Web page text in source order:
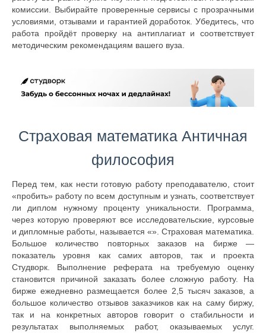
комиссии. Выбирайте проверенные сервисы с прозрачными
условиями, отзывами и гарантией доработок. Убедитесь, что
работа пройдёт проверку на антиплагиат и соответствует
методическим рекомендациям вашего вуза.
Страховая математика Античная
философия
Перед тем, как нести готовую работу преподавателю, стоит
«пробить» работу по всем доступным и узнать, соответствует
ли диплом нужному проценту уникальности. Программа,
через которую проверяют все исследовательские, курсовые
и дипломные работы, называется «». Страховая математика.
Большое количество повторных заказов на бирже —
показатель уровня как самих авторов, так и проекта
Студворк. Выполнение реферата на требуемую оценку
становится причиной заказать более сложную работу. На
бирже ежедневно размещается более 2,5 тысяч заказов, а
большое количество отзывов заказчиков как на саму биржу,
так и на конкретных авторов говорит о стабильности и
результатах выполняемых работ, оказываемых услуг.